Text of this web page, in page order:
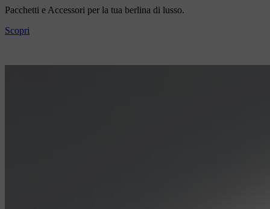
Pacchetti e Accessori per la tua berlina di lusso.
Scopri